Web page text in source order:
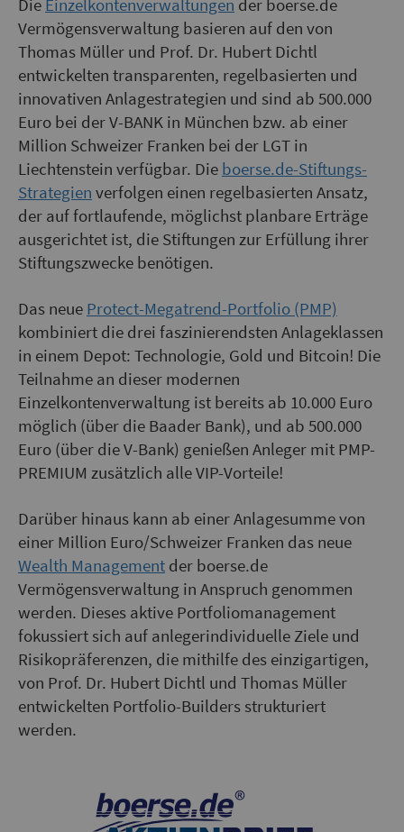
Die Einzelkontenverwaltungen der boerse.de
Vermögensverwaltung basieren auf den von
Thomas Müller und Prof. Dr. Hubert Dichtl
entwickelten transparenten, regelbasierten und
innovativen Anlagestrategien und sind ab 500.000
Euro bei der V-BANK in München bzw. ab einer
Million Schweizer Franken bei der LGT in
Liechtenstein verfügbar. Die boerse.de-Stiftungs-
Strategien verfolgen einen regelbasierten Ansatz,
der auf fortlaufende, möglichst planbare Erträge
ausgerichtet ist, die Stiftungen zur Erfüllung ihrer
Stiftungszwecke benötigen.
Das neue Protect-Megatrend-Portfolio (PMP)
kombiniert die drei faszinierendsten Anlageklassen
in einem Depot: Technologie, Gold und Bitcoin! Die
Teilnahme an dieser modernen
Einzelkontenverwaltung ist bereits ab 10.000 Euro
möglich (über die Baader Bank), und ab 500.000
Euro (über die V-Bank) genießen Anleger mit PMP-
PREMIUM zusätzlich alle VIP-Vorteile!
Darüber hinaus kann ab einer Anlagesumme von
einer Million Euro/Schweizer Franken das neue
Wealth Management der boerse.de
Vermögensverwaltung in Anspruch genommen
werden. Dieses aktive Portfoliomanagement
fokussiert sich auf anlegerindividuelle Ziele und
Risikopräferenzen, die mithilfe des einzigartigen,
von Prof. Dr. Hubert Dichtl und Thomas Müller
entwickelten Portfolio-Builders strukturiert
werden.